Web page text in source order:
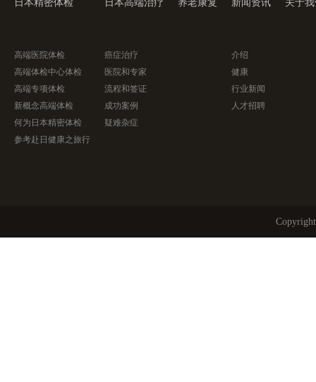
日本精密体检
高端医院体检
高端体检中心体检
高端专项体检
新概念高端体检
何为日本精密体检
参考赴日健康之旅行
日本高端治疗
癌症治疗
医院和专家
流程和签证
成功案例
疑难杂症
养老康复 新闻资讯
介绍
健康
行业新闻
人才招聘
关于